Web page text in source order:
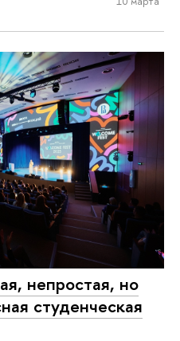
непростая, но
студенческая